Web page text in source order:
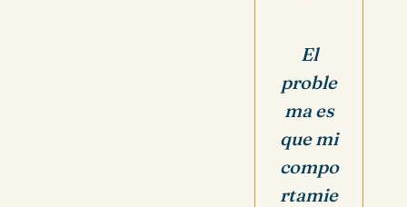
El
proble
ma es
que mi
compo
rtamie